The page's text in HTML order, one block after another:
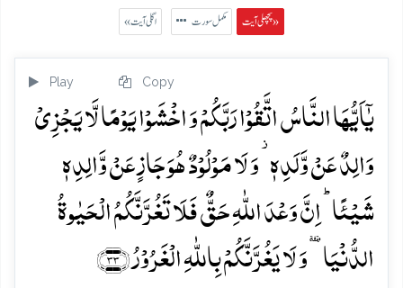
پچھلی آیت » مکمل سورت « اگلی آیت
Play Copy
یٰۤاَیُّہَا النَّاسُ اتَّقُوۡا رَبَّکُمۡ وَ اخۡشَوۡا یَوۡمًا لَّا یَجۡزِیۡ
وَالِدٌ عَنۡ وَّلَدِہٖ ۫ وَ لَا مَوۡلُوۡدٌ ہُوَ جَازٍ عَنۡ وَّالِدِہٖ
شَیۡئًا ؕ اِنَّ وَعۡدَ اللّٰہِ حَقٌّ فَلَا تَغُرَّنَّکُمُ الۡحَیٰوۃُ
الدُّنۡیَا ٝ وَ لَا یَغُرَّنَّکُمۡ بِاللّٰہِ الۡغَرُوۡرُ ﴿۳۳﴾